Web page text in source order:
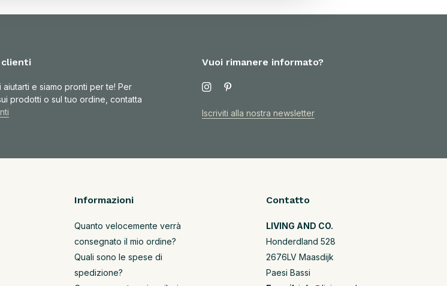
clienti
aiutarti e siamo pronti per te! Per
prodotti o sul tuo ordine, contatta
Vuoi rimanere informato?
Iscriviti alla nostra newsletter
Informazioni
Quanto velocemente verrà
consegnato il mio ordine?
Quali sono le spese di
spedizione?
Contatto
LIVING AND CO.
Honderdland 528
2676LV Maasdijk
Paesi Bassi